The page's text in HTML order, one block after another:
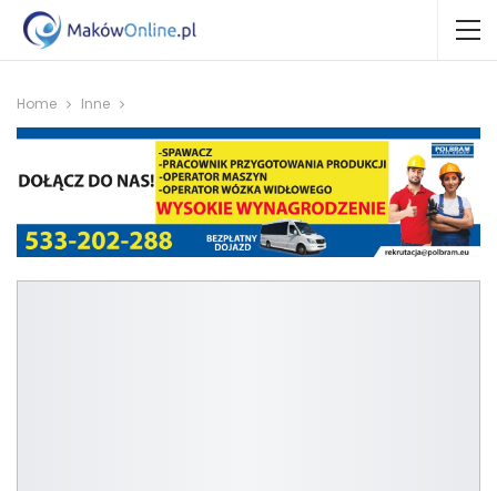
Home Inne